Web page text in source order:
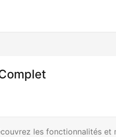
les fonctionnalités et